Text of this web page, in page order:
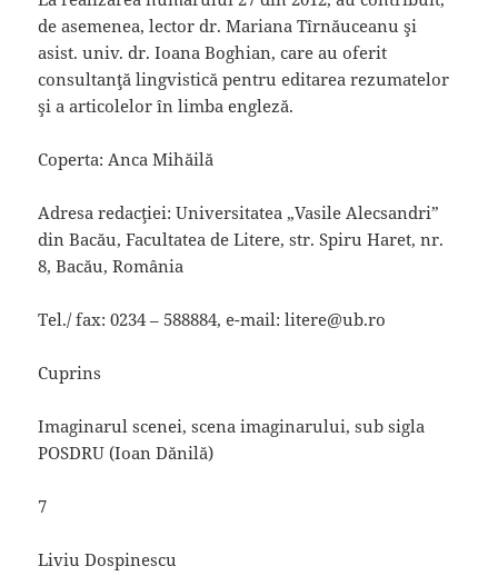
de asemenea, lector dr. Mariana Tîrnăuceanu şi
asist. univ. dr. Ioana Boghian, care au oferit
consultanţă lingvistică pentru editarea rezumatelor
şi a articolelor în limba engleză.
Coperta: Anca Mihăilă
Adresa redacţiei: Universitatea „Vasile Alecsandri”
din Bacău, Facultatea de Litere, str. Spiru Haret, nr.
8, Bacău, România
Tel./ fax: 0234 – 588884, e-mail: litere@ub.ro
Cuprins
Imaginarul scenei, scena imaginarului, sub sigla
POSDRU (Ioan Dănilă)
7
Liviu Dospinescu